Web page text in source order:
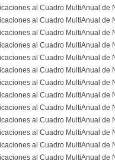
al Cuadro MultiAnual de
al Cuadro MultiAnual de
al Cuadro MultiAnual de
al Cuadro MultiAnual de
al Cuadro MultiAnual de
al Cuadro MultiAnual de
al Cuadro MultiAnual de
al Cuadro MultiAnual de
al Cuadro MultiAnual de
al Cuadro MultiAnual de
al Cuadro MultiAnual de
al Cuadro MultiAnual de
al Cuadro MultiAnual de